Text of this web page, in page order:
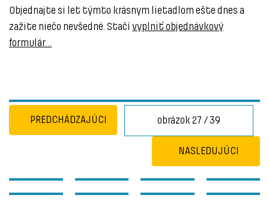
Objednajte si let týmto krásnym lietadlom ešte dnes a
zažite niečo nevšedné. Stačí vyplniť objednávkový
formulár…
PREDCHÁDZAJÚCI obrázok 27 / 39
NASLEDUJÚCI